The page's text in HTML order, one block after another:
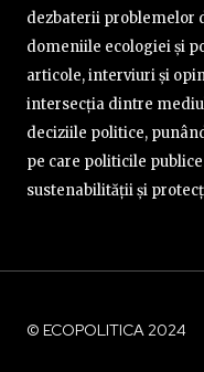
dezbaterii problemelor
domeniile ecologiei și
articole, interviuri și
intersecția dintre
deciziile politice,
pe care politicile
sustenabilității și
© ECOPOLITICA 2024